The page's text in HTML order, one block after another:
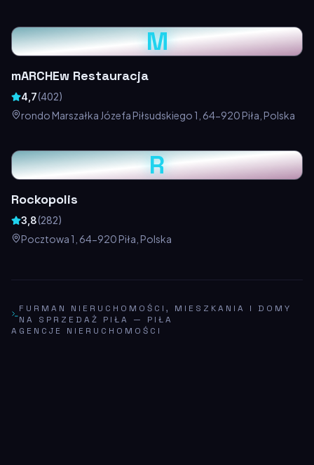
M
mARCHEw Restauracja
4,7(402)
rondo Marszałka Józefa Piłsudskiego 1, 64-920 Piła, Polska
R
Rockopolis
3,8(282)
Pocztowa 1, 64-920 Piła, Polska
FURMAN NIERUCHOMOŚCI, MIESZKANIA I DOMY
NA SPRZEDAŻ PIŁA
— PIŁA
AGENCJE NIERUCHOMOŚCI